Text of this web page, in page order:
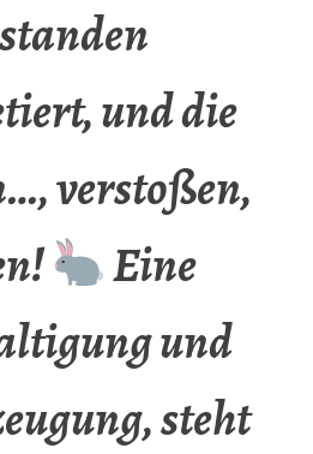
und die
verstoßen,
Eine
und
steht